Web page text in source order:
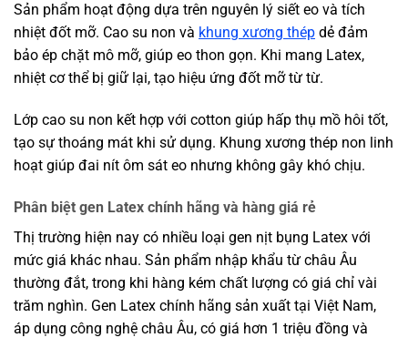
Sản phẩm hoạt động dựa trên nguyên lý siết eo và tích
nhiệt đốt mỡ. Cao su non và khung xương thép dẻ đảm
bảo ép chặt mô mỡ, giúp eo thon gọn. Khi mang Latex,
nhiệt cơ thể bị giữ lại, tạo hiệu ứng đốt mỡ từ từ.
Lớp cao su non kết hợp với cotton giúp hấp thụ mồ hôi tốt,
tạo sự thoáng mát khi sử dụng. Khung xương thép non linh
hoạt giúp đai nít ôm sát eo nhưng không gây khó chịu.
Phân biệt gen Latex chính hãng và hàng giá rẻ
Thị trường hiện nay có nhiều loại gen nịt bụng Latex với
mức giá khác nhau. Sản phẩm nhập khẩu từ châu Âu
thường đắt, trong khi hàng kém chất lượng có giá chỉ vài
trăm nghìn. Gen Latex chính hãng sản xuất tại Việt Nam,
áp dụng công nghệ châu Âu, có giá hơn 1 triệu đồng và